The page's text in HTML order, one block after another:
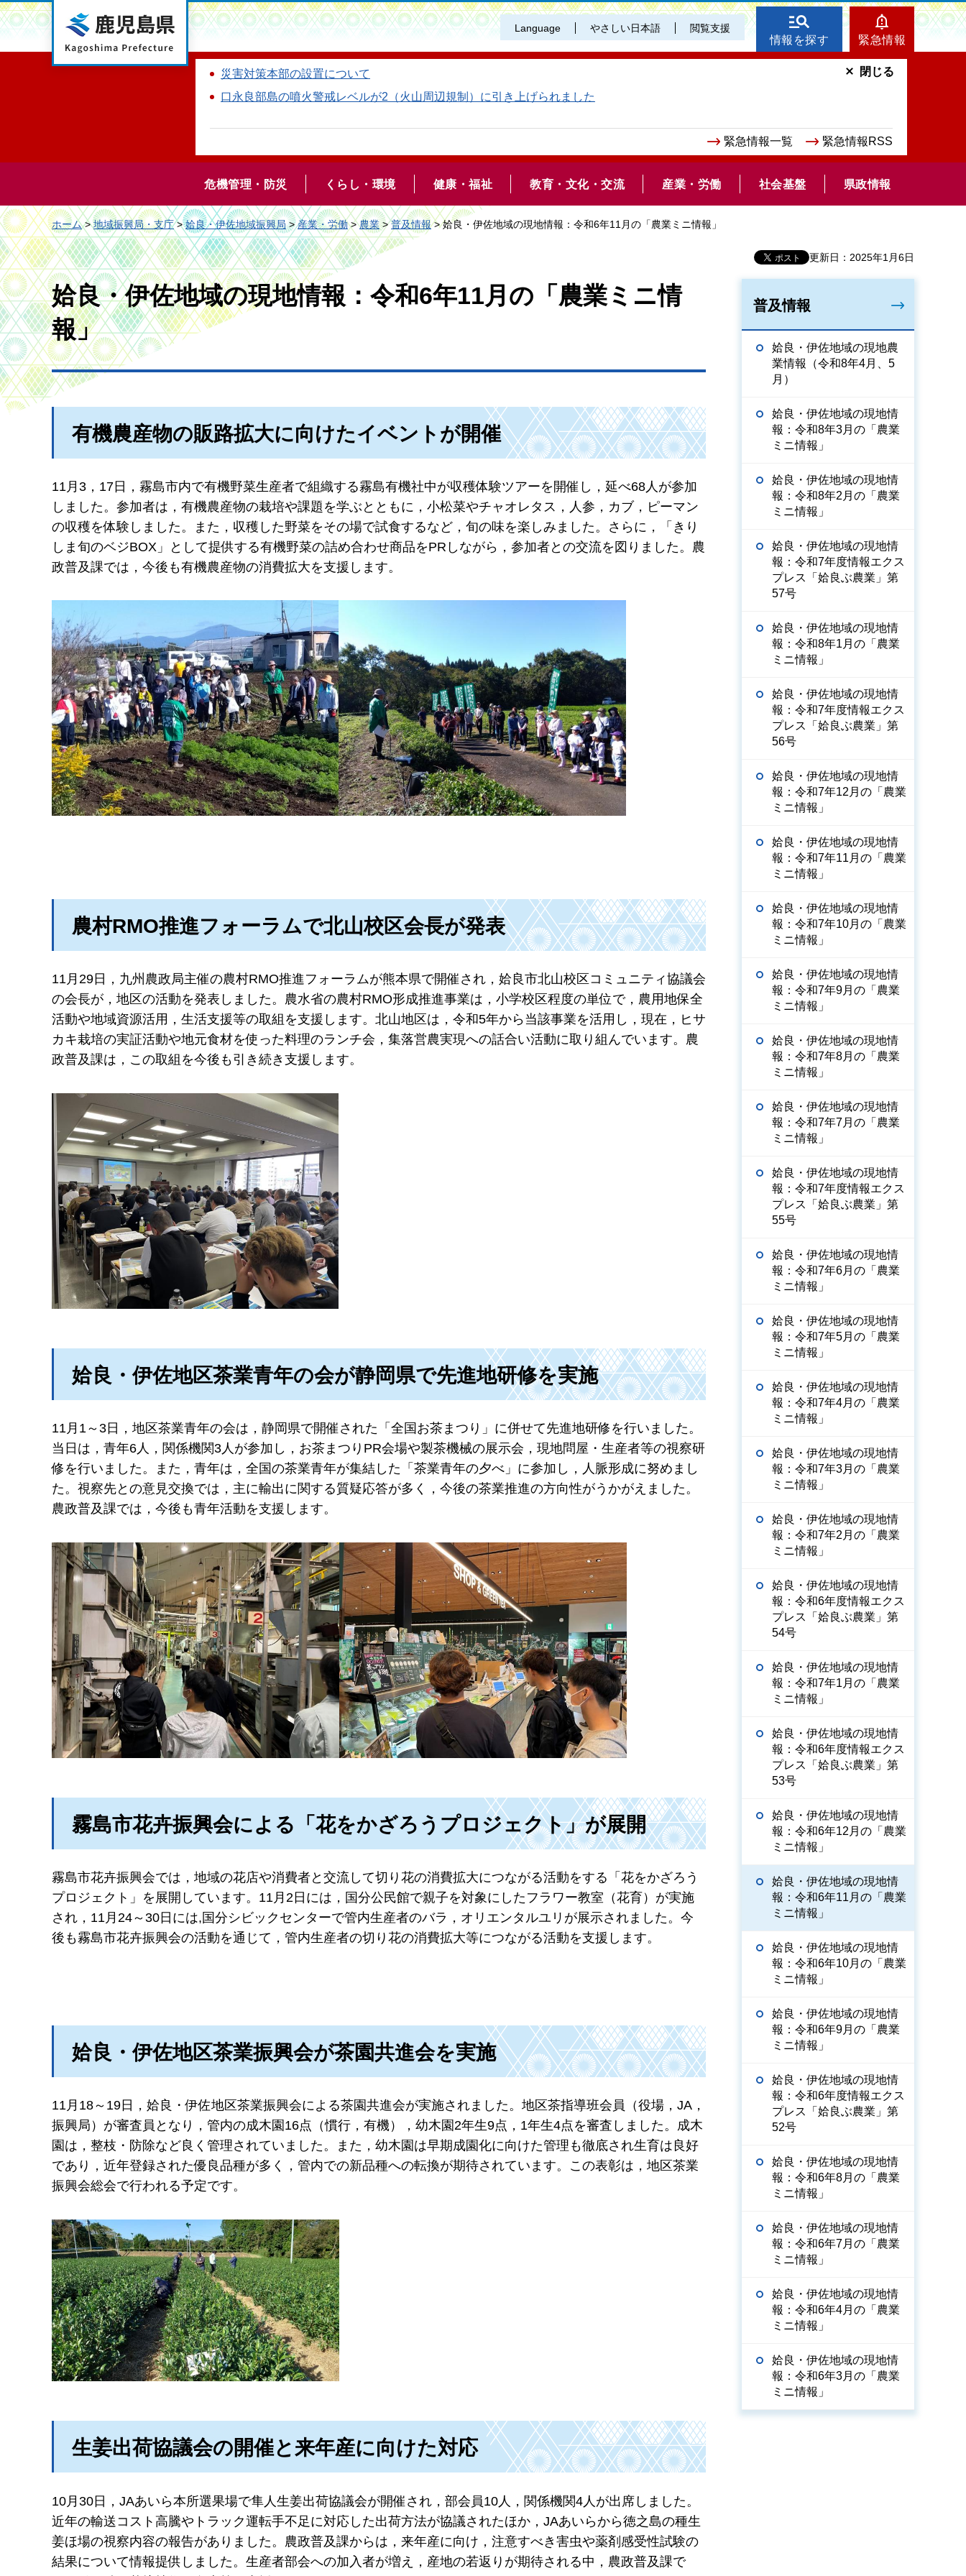
鹿児島県 Language やさしい日本語 閲覧支援
情報を探す 緊急情報
災害対策本部の設置について
口永良部島の噴火警戒レベルが2（火山周辺規制）に引き上げられました
緊急情報一覧 緊急情報RSS
閉じる
危機管理・防災 くらし・環境 健康・福祉 教育・文化・交流 産業・労働 社会基盤 県政情報
ホーム>地域振興局・支庁>姶良・伊佐地域振興局>産業・労働>農業>普及情報> 姶良・伊佐地域の現地情報：令和6年11月の「農業ミニ情報」
更新日：2025年1月6日
姶良・伊佐地域の現地情報：令和6年11月の「農業ミニ情
報」
有機農産物の販路拡大に向けたイベントが開催
11月3，17日，霧島市内で有機野菜生産者で組織する霧島有機社中が収穫体験ツアーを開催し，延べ68人が参加
しました。参加者は，有機農産物の栽培や課題を学ぶとともに，小松菜やチャオレタス，人参，カブ，ピーマン
の収穫を体験しました。また，収穫した野菜をその場で試食するなど，旬の味を楽しみました。さらに，「きり
しま旬のベジBOX」として提供する有機野菜の詰め合わせ商品をPRしながら，参加者との交流を図りました。農
政普及課では，今後も有機農産物の消費拡大を支援します。
農村RMO推進フォーラムで北山校区会長が発表
11月29日，九州農政局主催の農村RMO推進フォーラムが熊本県で開催され，姶良市北山校区コミュニティ協議会
の会長が，地区の活動を発表しました。農水省の農村RMO形成推進事業は，小学校区程度の単位で，農用地保全
活動や地域資源活用，生活支援等の取組を支援します。北山地区は，令和5年から当該事業を活用し，現在，ヒサ
カキ栽培の実証活動や地元食材を使った料理のランチ会，集落営農実現への話合い活動に取り組んでいます。農
政普及課は，この取組を今後も引き続き支援します。
姶良・伊佐地区茶業青年の会が静岡県で先進地研修を実施
11月1～3日，地区茶業青年の会は，静岡県で開催された「全国お茶まつり」に併せて先進地研修を行いました。
当日は，青年6人，関係機関3人が参加し，お茶まつりPR会場や製茶機械の展示会，現地問屋・生産者等の視察研
修を行いました。また，青年は，全国の茶業青年が集結した「茶業青年の夕べ」に参加し，人脈形成に努めまし
た。視察先との意見交換では，主に輸出に関する質疑応答が多く，今後の茶業推進の方向性がうかがえました。
農政普及課では，今後も青年活動を支援します。
霧島市花卉振興会による「花をかざろうプロジェクト」が展開
霧島市花卉振興会では，地域の花店や消費者と交流して切り花の消費拡大につながる活動をする「花をかざろう
プロジェクト」を展開しています。11月2日には，国分公民館で親子を対象にしたフラワー教室（花育）が実施
され，11月24～30日には,国分シビックセンターで管内生産者のバラ，オリエンタルユリが展示されました。今
後も霧島市花卉振興会の活動を通じて，管内生産者の切り花の消費拡大等につながる活動を支援します。
姶良・伊佐地区茶業振興会が茶園共進会を実施
11月18～19日，姶良・伊佐地区茶業振興会による茶園共進会が実施されました。地区茶指導班会員（役場，JA，
振興局）が審査員となり，管内の成木園16点（慣行，有機），幼木園2年生9点，1年生4点を審査しました。成木
園は，整枝・防除など良く管理されていました。また，幼木園は早期成園化に向けた管理も徹底され生育は良好
であり，近年登録された優良品種が多く，管内での新品種への転換が期待されています。この表彰は，地区茶業
振興会総会で行われる予定です。
生姜出荷協議会の開催と来年産に向けた対応
10月30日，JAあいら本所選果場で隼人生姜出荷協議会が開催され，部会員10人，関係機関4人が出席しました。
近年の輸送コスト高騰やトラック運転手不足に対応した出荷方法が協議されたほか，JAあいらから徳之島の種生
姜ほ場の視察内容の報告がありました。農政普及課からは，来年産に向け，注意すべき害虫や薬剤感受性試験の
結果について情報提供しました。生産者部会への加入者が増え，産地の若返りが期待される中，農政普及課で
普及情報
姶良・伊佐地域の現地農
業情報（令和8年4月、5
月）
姶良・伊佐地域の現地情
報：令和8年3月の「農業
ミニ情報」
姶良・伊佐地域の現地情
報：令和8年2月の「農業
ミニ情報」
姶良・伊佐地域の現地情
報：令和7年度情報エクス
プレス「姶良ぶ農業」第
57号
姶良・伊佐地域の現地情
報：令和8年1月の「農業
ミニ情報」
姶良・伊佐地域の現地情
報：令和7年度情報エクス
プレス「姶良ぶ農業」第
56号
姶良・伊佐地域の現地情
報：令和7年12月の「農業
ミニ情報」
姶良・伊佐地域の現地情
報：令和7年11月の「農業
ミニ情報」
姶良・伊佐地域の現地情
報：令和7年10月の「農業
ミニ情報」
姶良・伊佐地域の現地情
報：令和7年9月の「農業
ミニ情報」
姶良・伊佐地域の現地情
報：令和7年8月の「農業
ミニ情報」
姶良・伊佐地域の現地情
報：令和7年7月の「農業
ミニ情報」
姶良・伊佐地域の現地情
報：令和7年度情報エクス
プレス「姶良ぶ農業」第
55号
姶良・伊佐地域の現地情
報：令和7年6月の「農業
ミニ情報」
姶良・伊佐地域の現地情
報：令和7年5月の「農業
ミニ情報」
姶良・伊佐地域の現地情
報：令和7年4月の「農業
ミニ情報」
姶良・伊佐地域の現地情
報：令和7年3月の「農業
ミニ情報」
姶良・伊佐地域の現地情
報：令和7年2月の「農業
ミニ情報」
姶良・伊佐地域の現地情
報：令和6年度情報エクス
プレス「姶良ぶ農業」第
54号
姶良・伊佐地域の現地情
報：令和7年1月の「農業
ミニ情報」
姶良・伊佐地域の現地情
報：令和6年度情報エクス
プレス「姶良ぶ農業」第
53号
姶良・伊佐地域の現地情
報：令和6年12月の「農業
ミニ情報」
姶良・伊佐地域の現地情
報：令和6年11月の「農業
ミニ情報」
姶良・伊佐地域の現地情
報：令和6年10月の「農業
ミニ情報」
姶良・伊佐地域の現地情
報：令和6年9月の「農業
ミニ情報」
姶良・伊佐地域の現地情
報：令和6年度情報エクス
プレス「姶良ぶ農業」第
52号
姶良・伊佐地域の現地情
報：令和6年8月の「農業
ミニ情報」
姶良・伊佐地域の現地情
報：令和6年7月の「農業
ミニ情報」
姶良・伊佐地域の現地情
報：令和6年4月の「農業
ミニ情報」
姶良・伊佐地域の現地情
報：令和6年3月の「農業
ミニ情報」